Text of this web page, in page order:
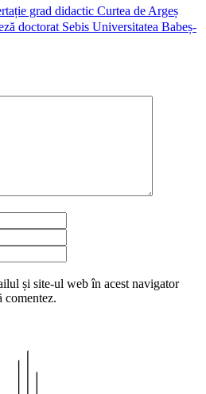
grad didactic Curtea de Argeș
doctorat Sebis Universitatea Babeș-
web
și site-ul web în acest navigator
comentez.